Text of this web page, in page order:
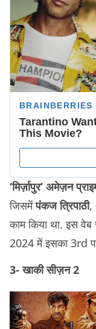
‘मिर्ज़ापुर’ अमेज़न
जिसमेंपंकज त्रिपाठी,
काम किया था. इस
2024 में इसका 3rd
3-खाकीसीज़न2